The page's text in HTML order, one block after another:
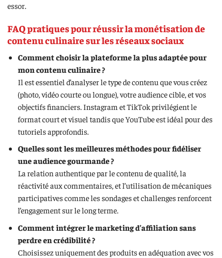
essor.
FAQ pratiques pour réussir la monétisation de
contenu culinaire sur les réseaux sociaux
Comment choisir la plateforme la plus adaptée pour
mon contenu culinaire ?
Il est essentiel d’analyser le type de contenu que vous créez
(photo, vidéo courte ou longue), votre audience cible, et vos
objectifs financiers. Instagram et TikTok privilégient le
format court et visuel tandis que YouTube est idéal pour des
tutoriels approfondis.
Quelles sont les meilleures méthodes pour fidéliser
une audience gourmande ?
La relation authentique par le contenu de qualité, la
réactivité aux commentaires, et l’utilisation de mécaniques
participatives comme les sondages et challenges renforcent
l’engagement sur le long terme.
Comment intégrer le marketing d’affiliation sans
perdre en crédibilité ?
Choisissez uniquement des produits en adéquation avec vos